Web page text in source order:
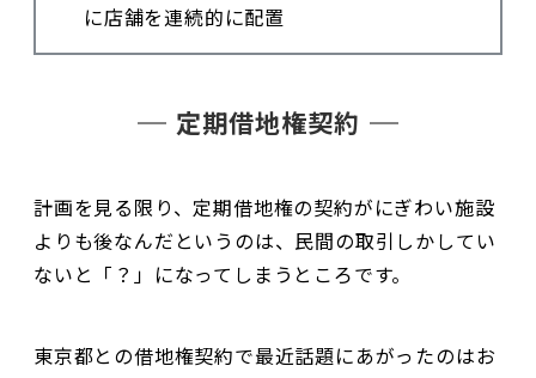
に店舗を連続的に配置
定期借地権契約
計画を見る限り、定期借地権の契約がにぎわい施設
よりも後なんだというのは、民間の取引しかしてい
ないと「？」になってしまうところです。
東京都との借地権契約で最近話題にあがったのはお